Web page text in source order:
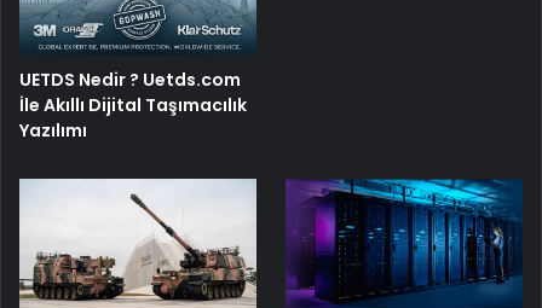
UETDS Nedir ? Uetds.com
İle Akıllı Dijital Taşımacılık
Yazılımı